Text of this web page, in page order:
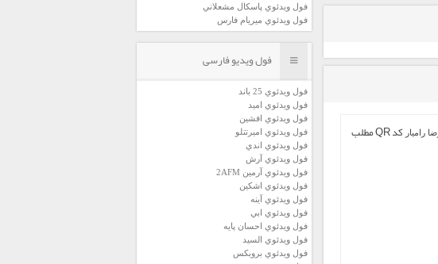
کد QR مطلب
فول ويدئوي پاسكال مشعلاني
فول ويدئوي ميريام فارس
فول ویدیو فارسی
فول ويدئوي 25 باند
فول ويدئوي اميد
فول ويدئوي افشين
فول ويدئوي اميرتتلو
فول ويدئوي اندي
فول ويدئوي آرش
فول ويدئوي آرمين 2AFM
فول ويدئوي اشكين
فول ويدئوي آينه
فول ويدئوي ابي
فول ويدئوي احسان پايه
فول ويدئوي السيد
فول ويدئوي بروبكس